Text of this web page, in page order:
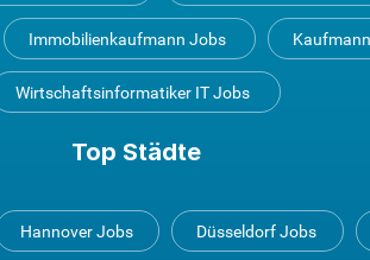
Immobilienkaufmann Jobs
Wirtschaftsinformatiker IT Jobs
Top Städte
Hannover Jobs Düsseldorf Jobs